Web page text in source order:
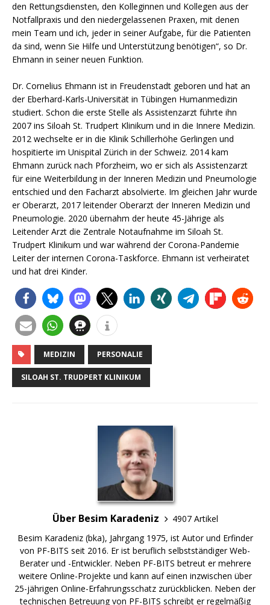
den Rettungsdiensten, den Kolleginnen und Kollegen aus der
Notfallpraxis und den niedergelassenen Praxen, mit denen
mein Team und ich, jeder in seiner Aufgabe, für die Patienten
da sind, wenn Sie Hilfe und Unterstützung benötigen“, so Dr.
Ehmann in seiner neuen Funktion.
Dr. Cornelius Ehmann ist in Freudenstadt geboren und hat an
der Eberhard-Karls-Universität in Tübingen Humanmedizin
studiert. Schon die erste Stelle als Assistenzarzt führte ihn
2007 ins Siloah St. Trudpert Klinikum und in die Innere Medizin.
2012 wechselte er in die Klinik Schillerhöhe Gerlingen und
hospitierte im Unispital Zürich in der Schweiz. 2014 kam
Ehmann zurück nach Pforzheim, wo er sich als Assistenzarzt
für eine Weiterbildung in der Inneren Medizin und Pneumologie
entschied und den Facharzt absolvierte. Im gleichen Jahr wurde
er Oberarzt, 2017 leitender Oberarzt der Inneren Medizin und
Pneumologie. 2020 übernahm der heute 45-Jährige als
Leitender Arzt die Zentrale Notaufnahme im Siloah St.
Trudpert Klinikum und war während der Corona-Pandemie
Leiter der internen Corona-Taskforce. Ehmann ist verheiratet
und hat drei Kinder.
MEDIZIN PERSONALIE
SILOAH ST. TRUDPERT KLINIKUM
Über Besim Karadeniz
4907 Artikel
Besim Karadeniz (bka), Jahrgang 1975, ist Autor und Erfinder
von PF-BITS seit 2016. Er ist beruflich selbstständiger Web-
Berater und -Entwickler. Neben PF-BITS betreut er mehrere
weitere Online-Projekte und kann auf einen inzwischen über
25-jährigen Online-Erfahrungsschatz zurückblicken. Neben der
technischen Betreuung von PF-BITS schreibt er regelmäßig